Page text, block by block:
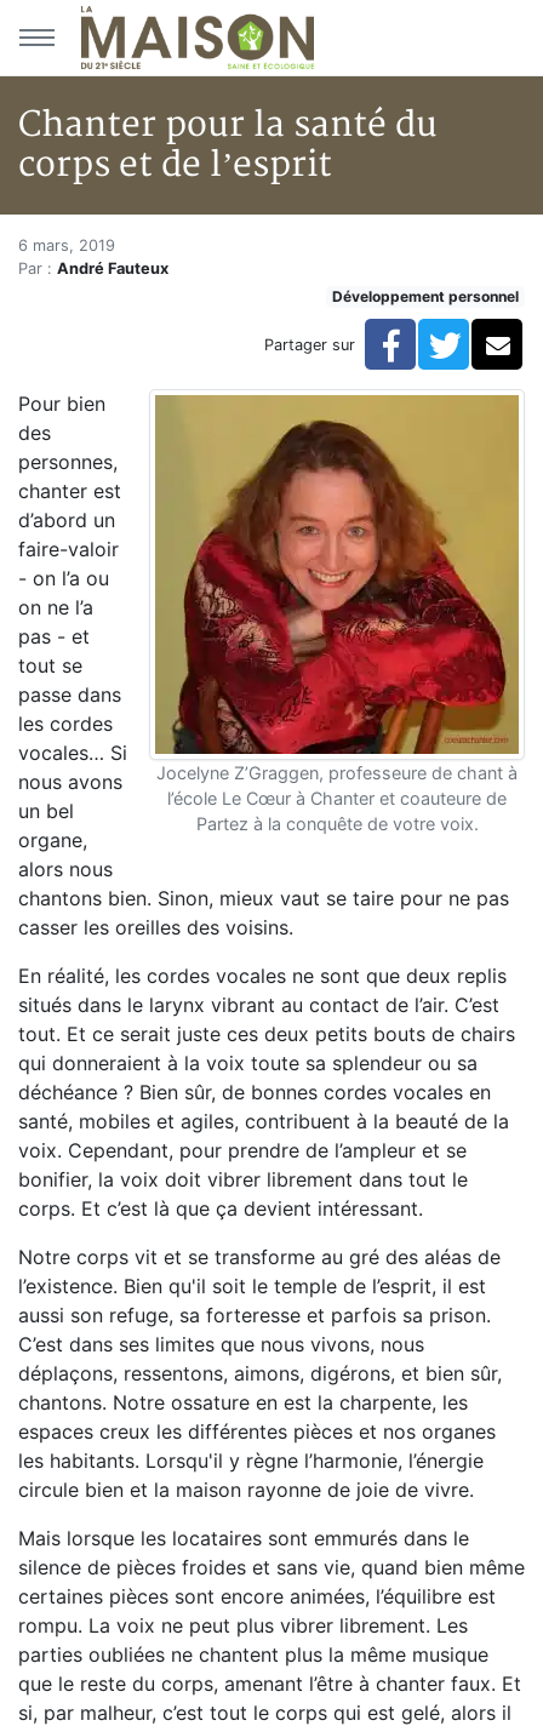
Aller au menu principal
Aller au contenu principal
Chanter pour la santé du
corps et de l’esprit
Accueil
Articles
Chanter pour la santé du corps et de l’esprit
Chanter pour la santé du
6 mars, 2019
Par : André Fauteux
Développement personnel
Partager sur Facebook
Jocelyne Z’Graggen, professeure de chant à
l’école Le Cœur à Chanter et coauteure de
Partez à la conquête de votre voix.
Pour bien
des
personnes,
chanter est
d’abord un
faire-valoir
- on l’a ou
on ne l’a
pas - et
tout se
passe dans
les cordes
vocales… Si
nous avons
un bel
organe,
alors nous
chantons bien. Sinon, mieux vaut se taire pour ne pas
casser les oreilles des voisins.
En réalité, les cordes vocales ne sont que deux replis
situés dans le larynx vibrant au contact de l’air. C’est
tout. Et ce serait juste ces deux petits bouts de chairs
qui donneraient à la voix toute sa splendeur ou sa
déchéance ? Bien sûr, de bonnes cordes vocales en
santé, mobiles et agiles, contribuent à la beauté de la
voix. Cependant, pour prendre de l’ampleur et se
bonifier, la voix doit vibrer librement dans tout le
corps. Et c’est là que ça devient intéressant.
Notre corps vit et se transforme au gré des aléas de
l’existence. Bien qu'il soit le temple de l’esprit, il est
aussi son refuge, sa forteresse et parfois sa prison.
C’est dans ses limites que nous vivons, nous
déplaçons, ressentons, aimons, digérons, et bien sûr,
chantons. Notre ossature en est la charpente, les
espaces creux les différentes pièces et nos organes
les habitants. Lorsqu'il y règne l’harmonie, l’énergie
circule bien et la maison rayonne de joie de vivre.
Mais lorsque les locataires sont emmurés dans le
silence de pièces froides et sans vie, quand bien même
certaines pièces sont encore animées, l’équilibre est
rompu. La voix ne peut plus vibrer librement. Les
parties oubliées ne chantent plus la même musique
que le reste du corps, amenant l’être à chanter faux. Et
si, par malheur, c’est tout le corps qui est gelé, alors il